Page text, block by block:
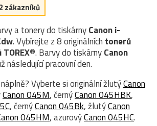
2 zákazníků
a tonery do tiskárnyCanon i-
. Vybírejte z 8 originálních tonerů
. Barvy do tiskárnyCanon
následující pracovní den.
Vyberte si originální žlutýCanon
Canon 045M, černýCanon 045HBK,
, černýCanon 045Bk, žlutýCanon
045HM, azurovýCanon 045HC.